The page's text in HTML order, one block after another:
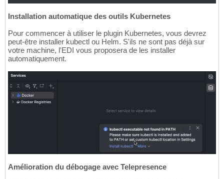
Installation automatique des outils Kubernetes
Pour commencer à utiliser le plugin Kubernetes, vous devrez
peut-être installer kubectl ou Helm. S'ils ne sont pas déjà sur
votre machine, l'EDI vous proposera de les installer
automatiquement.
Amélioration du débogage avec Telepresence